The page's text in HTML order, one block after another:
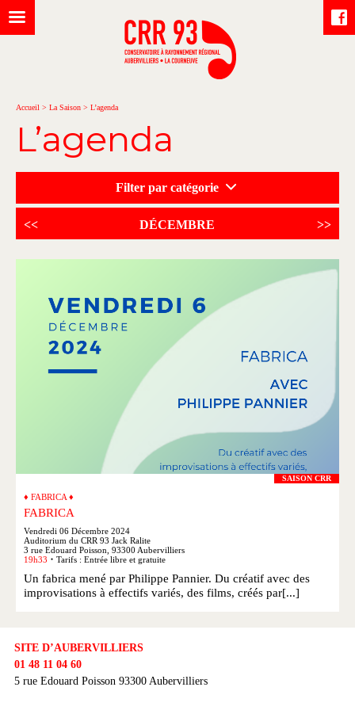
Accueil > La Saison > L’agenda
L’agenda
Filter par catégorie
<< DÉCEMBRE >>
SAISON CRR
♦ FABRICA ♦
FABRICA
Vendredi 06 Décembre 2024
Auditorium du CRR 93 Jack Ralite
3 rue Edouard Poisson, 93300 Aubervilliers
19h33
● Tarifs : Entrée libre et gratuite
Un fabrica mené par Philippe Pannier. Du créatif avec des
improvisations à effectifs variés, des films, créés par[...]
SITE D’AUBERVILLIERS
01 48 11 04 60
5 rue Edouard Poisson 93300 Aubervilliers